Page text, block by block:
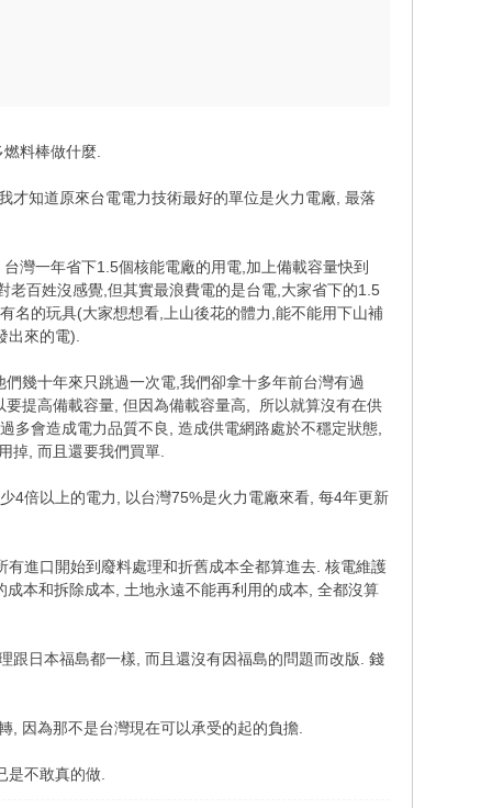
料棒做什麼.
才知道原來台電電力技術最好的單位是火力電廠, 最落
灣一年省下1.5個核能電廠的用電,加上備載容量快到
百姓沒感覺,但其實最浪費電的是台電,大家省下的1.5
名的玩具(大家想想看,上山後花的體力,能不能用下山補
出來的電).
幾十年來只跳過一次電,我們卻拿十多年前台灣有過
提高備載容量, 但因為備載容量高, 所以就算沒有在供
多會造成電力品質不良, 造成供電網路處於不穩定狀態,
掉, 而且還要我們買單.
4倍以上的電力, 以台灣75%是火力電廠來看, 每4年更新
進口開始到廢料處理和折舊成本全都算進去. 核電維護
本和拆除成本, 土地永遠不能再利用的成本, 全都沒算
跟日本福島都一樣, 而且還沒有因福島的問題而改版. 錢
, 因為那不是台灣現在可以承受的起的負擔.
是不敢真的做.